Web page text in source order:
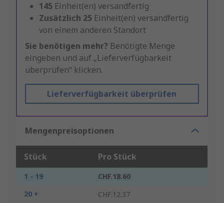
145 Einheit(en) versandfertig
Zusätzlich 25 Einheit(en) versandfertig
von einem anderen Standort
Sie benötigen mehr? Benötigte Menge
eingeben und auf „Lieferverfügbarkeit
überprüfen“ klicken.
Lieferverfügbarkeit überprüfen
Mengenpreisoptionen
Stück Pro Stück
1 - 19
CHF.18.60
20 +
CHF.12.37